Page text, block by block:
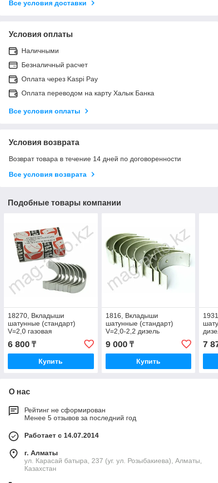
Все условия доставки
Условия оплаты
Наличными
Безналичный расчет
Оплата через Kaspi Pay
Оплата переводом на карту Халык Банка
Все условия оплаты
Условия возврата
Возврат товара в течение 14 дней по договоренности
Все условия возврата
Подобные товары компании
18270, Вкладыши
шатунные (стандарт)
V=2,0 газовая
6 800 ₸
Купить
1816, Вкладыши
шатунные (стандарт)
V=2,0-2,2 дизель
9 000₸
Купить
7
О нас
Рейтинг не сформирован
Менее 5 отзывов за последний год
Работает с 14.07.2014
г. Алматы
ул. Карасай батыра, 237 (уг. ул. Розыбакиева), Алматы,
Казахстан